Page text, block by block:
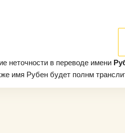
неточности в переводе имени
имя Рубен будет полнм